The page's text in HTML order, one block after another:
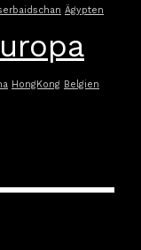
Ägypten
HongKong Belgien